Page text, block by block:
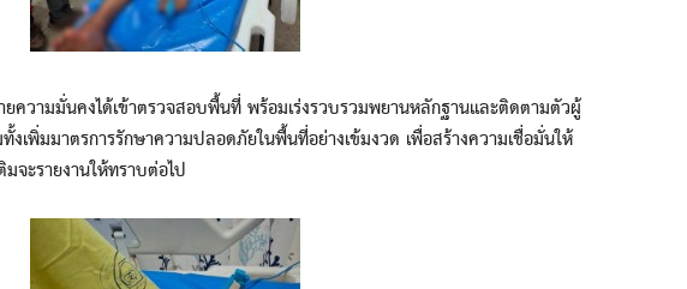
ามมั่นคงได้เข้าตรวจสอบพื้นที่ พร้อมเร่งรวบรวมพยานหลักฐานและติดตามตัวผู้
เพิ่มมาตรการรักษาความปลอดภัยในพื้นที่อย่างเข้มงวด เพื่อสร้างความเชื่อมั่นให้
จะรายงานให้ทราบต่อไป